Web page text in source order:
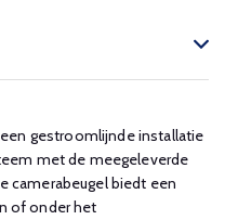
gestroomlijnde installatie
met de meegeleverde
camerabeugel biedt een
of onder het